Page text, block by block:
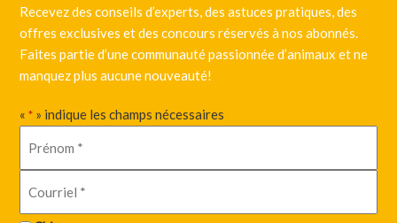
Recevez des conseils d’experts, des astuces pratiques, des
offres exclusives et des concours réservés à nos abonnés.
Faites partie d’une communauté passionnée d’animaux et ne
manquez plus aucune nouveauté!
«* » indique les champs nécessaires